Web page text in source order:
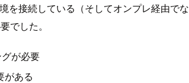
接続している（そしてオンプレ経由で
でした。
が必要
がある